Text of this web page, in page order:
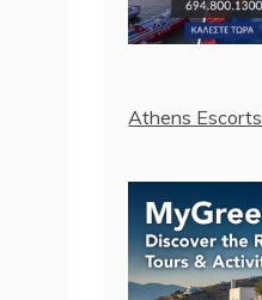
Athens Escorts